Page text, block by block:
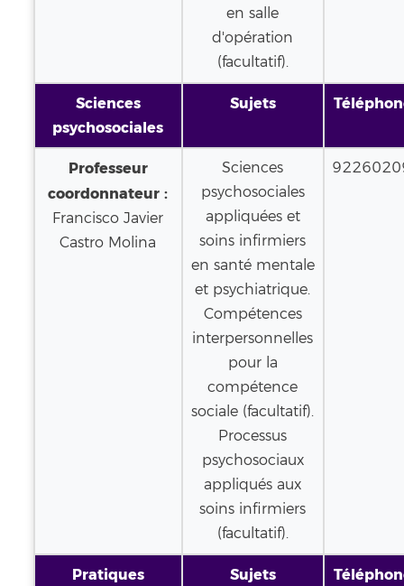
en salle
d'opération
(facultatif).
Sciences
psychosociales
Sujets
Professeur
coordonnateur :
Francisco Javier
Castro Molina
Sciences
psychosociales
appliquées et
soins infirmiers
en santé mentale
et psychiatrique.
Compétences
interpersonnelles
pour la
compétence
sociale (facultatif).
Processus
psychosociaux
appliqués aux
soins infirmiers
(facultatif).
Pratiques
Sujets